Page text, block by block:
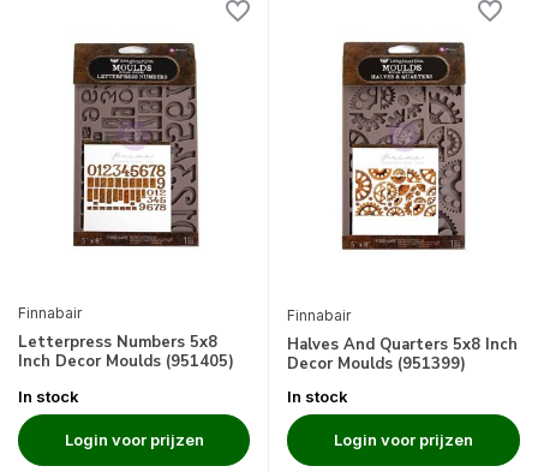
Finnabair
Letterpress Numbers 5x8
Inch Decor Moulds (951405)
In stock
Login voor prijzen
Finnabair
Halves And Quarters 5x8 Inch
Decor Moulds (951399)
In stock
Login voor prijzen